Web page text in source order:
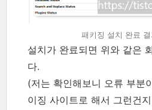
패키징 설치 완료
설치가 완료되면 위와 같은
다.
(저는 확인해보니 오류 부분
이징 사이트로 해서 그런건지